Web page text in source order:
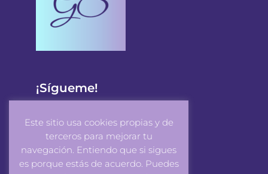
¡Sígueme!
Este sitio usa cookies propias y de
terceros para mejorar tu
navegación. Entiendo que si sigues
es porque estás de acuerdo. Puedes